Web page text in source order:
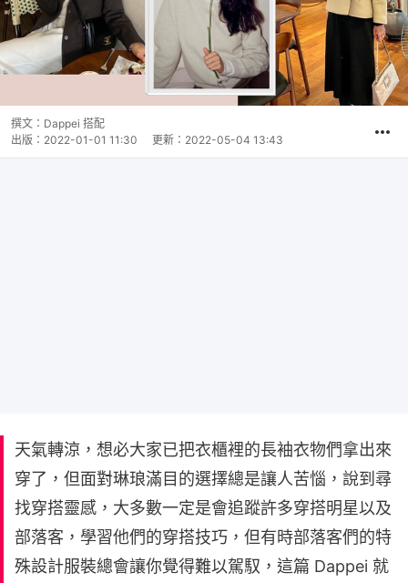
撰文： Dappei 搭配
出版： 2022-01-01 11:30 更新： 2022-05-04 13:43
天氣轉涼，想必大家已把衣櫃裡的長袖衣物們拿出來
穿了，但面對琳琅滿目的選擇總是讓人苦惱，說到尋
找穿搭靈感，大多數一定是會追蹤許多穿搭明星以及
部落客，學習他們的穿搭技巧，但有時部落客們的特
殊設計服裝總會讓你覺得難以駕馭，這篇 Dappei 就